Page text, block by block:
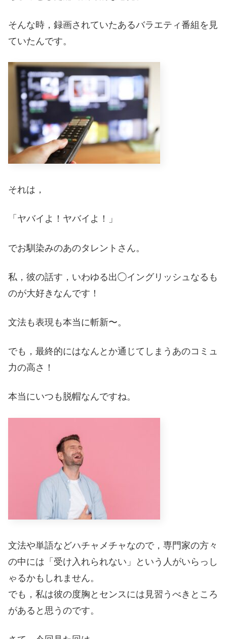
そんな時，録画されていたあるバラエティ番組を見
ていたんです。
それは，
「ヤバイよ！ヤバイよ！」
でお馴染みのあのタレントさん。
私，彼の話す，いわゆる出◯イングリッシュなるも
のが大好きなんです！
文法も表現も本当に斬新〜。
でも，最終的にはなんとか通じてしまうあのコミュ
力の高さ！
本当にいつも脱帽なんですね。
文法や単語などハチャメチャなので，専門家の方々
の中には「受け入れられない」という人がいらっし
ゃるかもしれません。
でも，私は彼の度胸とセンスには見習うべきところ
があると思うのです。